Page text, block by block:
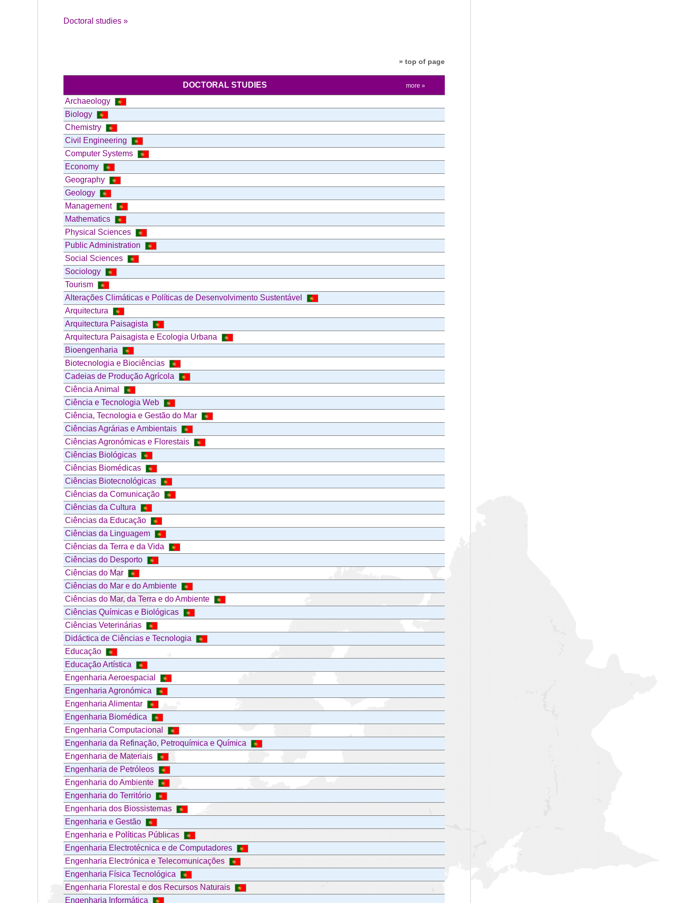
Doctoral studies »
» top of page
DOCTORAL STUDIES more »
Archaeology
Biology
Chemistry
Civil Engineering
Computer Systems
Economy
Geography
Geology
Management
Mathematics
Physical Sciences
Public Administration
Social Sciences
Sociology
Tourism
Alterações Climáticas e Políticas de Desenvolvimento Sustentável
Arquitectura
Arquitectura Paisagista
Arquitectura Paisagista e Ecologia Urbana
Bioengenharia
Biotecnologia e Biociências
Cadeias de Produção Agrícola
Ciência Animal
Ciência e Tecnologia Web
Ciência, Tecnologia e Gestão do Mar
Ciências Agrárias e Ambientais
Ciências Agronómicas e Florestais
Ciências Biológicas
Ciências Biomédicas
Ciências Biotecnológicas
Ciências da Comunicação
Ciências da Cultura
Ciências da Educação
Ciências da Linguagem
Ciências da Terra e da Vida
Ciências do Desporto
Ciências do Mar
Ciências do Mar e do Ambiente
Ciências do Mar, da Terra e do Ambiente
Ciências Químicas e Biológicas
Ciências Veterinárias
Didáctica de Ciências e Tecnologia
Educação
Educação Artística
Engenharia Aeroespacial
Engenharia Agronómica
Engenharia Alimentar
Engenharia Biomédica
Engenharia Computacional
Engenharia da Refinação, Petroquímica e Química
Engenharia de Materiais
Engenharia de Petróleos
Engenharia do Ambiente
Engenharia do Território
Engenharia dos Biossistemas
Engenharia e Gestão
Engenharia e Políticas Públicas
Engenharia Electrotécnica e de Computadores
Engenharia Electrónica e Telecomunicações
Engenharia Física Tecnológica
Engenharia Florestal e dos Recursos Naturais
Engenharia Informática